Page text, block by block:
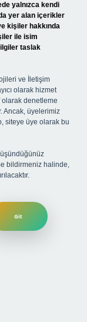
yalnızca kendi
yer alan içerikler
kişiler hakkında
ile isim
taslak
ve İletişim
olarak hizmet
denetleme
Ancak, üyelerimiz
siteye üye olarak bu
bildirmeniz halinde,